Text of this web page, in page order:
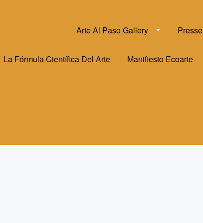
Arte Al Paso Gallery Presse
La Fórmula Científica Del Arte Manifiesto Ecoarte